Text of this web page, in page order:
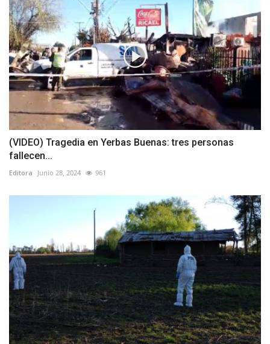
(VIDEO) Tragedia en Yerbas Buenas: tres personas
fallecen...
Editora Junio 28, 2024 961